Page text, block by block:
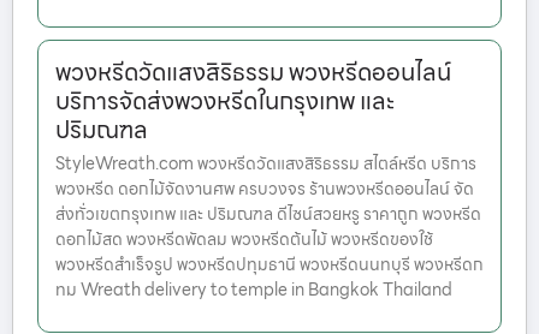
พวงหรีดวัดแสงสิริธรรม พวงหรีดออนไลน์
บริการจัดส่งพวงหรีดในกรุงเทพ และ
ปริมณฑล
StyleWreath.com พวงหรีดวัดแสงสิริธรรม สไตล์หรีด บริการ
พวงหรีด ดอกไม้จัดงานศพ ครบวงจร ร้านพวงหรีดออนไลน์ จัด
ส่งทั่วเขตกรุงเทพ และ ปริมณฑล ดีไซน์สวยหรู ราคาถูก พวงหรีด
ดอกไม้สด พวงหรีดพัดลม พวงหรีดต้นไม้ พวงหรีดของใช้
พวงหรีดสำเร็จรูป พวงหรีดปทุมธานี พวงหรีดนนทบุรี พวงหรีดก
ทม Wreath delivery to temple in Bangkok Thailand